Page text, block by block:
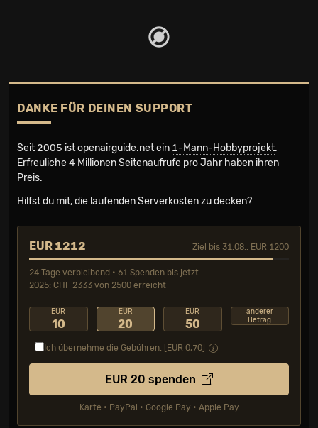
DANKE FÜR DEINEN SUPPORT
Seit 2005 ist openairguide.net ein 1-Mann-Hobbyprojekt.
Erfreuliche 4 Millionen Seiten­aufrufe pro Jahr haben ihren
Preis.
Hilfst du mit, die laufenden Serverkosten zu decken?
EUR 1212 Ziel bis 31.08.: EUR 1200
24 Tage verbleibend • 61 Spenden bis jetzt
2025: CHF 2333 von 2500 erreicht
EUR
10
EUR
20
EUR
50
anderer
Betrag
Ich übernehme die Gebühren. [EUR 0,70
EUR 20 spenden
Karte • PayPal • Google Pay • Apple Pay